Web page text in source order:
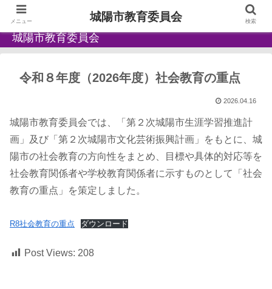
城陽市教育委員会
令和８年度（2026年度）社会教育の重点
2026.04.16
城陽市教育委員会では、「第２次城陽市生涯学習推進計
画」及び「第２次城陽市文化芸術振興計画」をもとに、城
陽市の社会教育の方向性をまとめ、目標や具体的対応等を
社会教育関係者や学校教育関係者に示すものとして「社会
教育の重点」を策定しました。
R8社会教育の重点 ダウンロード
Post Views: 208
メニュー 城陽市教育委員会 検索